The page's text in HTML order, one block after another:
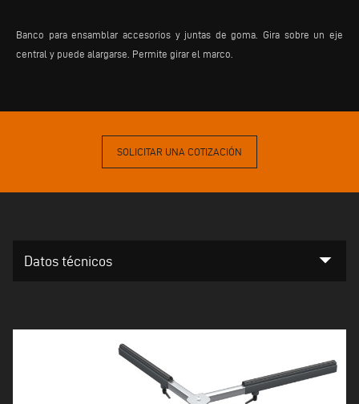
Banco para ensamblar accesorios y juntas de goma. Gira sobre un eje
central y puede alargarse. Permite girar el marco.
SOLICITAR UNA COTIZACIÓN
Datos técnicos arrow_drop_down